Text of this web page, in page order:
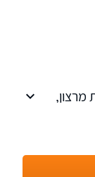
מרצון,